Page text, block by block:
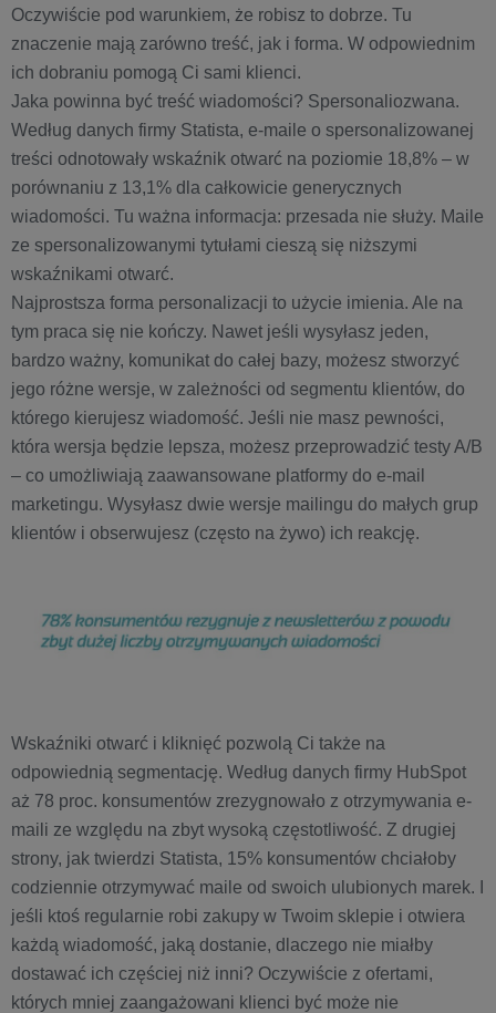
Oczywiście pod warunkiem, że robisz to dobrze. Tu
znaczenie mają zarówno treść, jak i forma. W odpowiednim
ich dobraniu pomogą Ci sami klienci.
Jaka powinna być treść wiadomości? Spersonaliozwana.
Według danych firmy Statista, e-maile o spersonalizowanej
treści odnotowały wskaźnik otwarć na poziomie 18,8% – w
porównaniu z 13,1% dla całkowicie generycznych
wiadomości. Tu ważna informacja: przesada nie służy. Maile
ze spersonalizowanymi tytułami cieszą się niższymi
wskaźnikami otwarć.
Najprostsza forma personalizacji to użycie imienia. Ale na
tym praca się nie kończy. Nawet jeśli wysyłasz jeden,
bardzo ważny, komunikat do całej bazy, możesz stworzyć
jego różne wersje, w zależności od segmentu klientów, do
którego kierujesz wiadomość. Jeśli nie masz pewności,
która wersja będzie lepsza, możesz przeprowadzić testy A/B
– co umożliwiają zaawansowane platformy do e-mail
marketingu. Wysyłasz dwie wersje mailingu do małych grup
klientów i obserwujesz (często na żywo) ich reakcję.
Wskaźniki otwarć i kliknięć pozwolą Ci także na
odpowiednią segmentację. Według danych firmy HubSpot
aż 78 proc. konsumentów zrezygnowało z otrzymywania e-
maili ze względu na zbyt wysoką częstotliwość. Z drugiej
strony, jak twierdzi Statista, 15% konsumentów chciałoby
codziennie otrzymywać maile od swoich ulubionych marek. I
jeśli ktoś regularnie robi zakupy w Twoim sklepie i otwiera
każdą wiadomość, jaką dostanie, dlaczego nie miałby
dostawać ich częściej niż inni? Oczywiście z ofertami,
których mniej zaangażowani klienci być może nie